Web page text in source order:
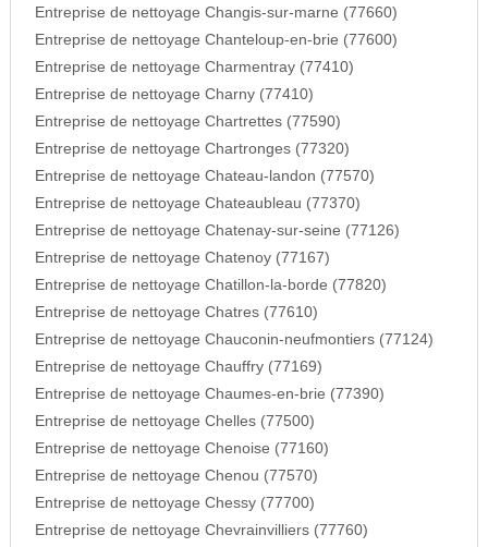
Entreprise de nettoyage Changis-sur-marne (77660)
Entreprise de nettoyage Chanteloup-en-brie (77600)
Entreprise de nettoyage Charmentray (77410)
Entreprise de nettoyage Charny (77410)
Entreprise de nettoyage Chartrettes (77590)
Entreprise de nettoyage Chartronges (77320)
Entreprise de nettoyage Chateau-landon (77570)
Entreprise de nettoyage Chateaubleau (77370)
Entreprise de nettoyage Chatenay-sur-seine (77126)
Entreprise de nettoyage Chatenoy (77167)
Entreprise de nettoyage Chatillon-la-borde (77820)
Entreprise de nettoyage Chatres (77610)
Entreprise de nettoyage Chauconin-neufmontiers (77124)
Entreprise de nettoyage Chauffry (77169)
Entreprise de nettoyage Chaumes-en-brie (77390)
Entreprise de nettoyage Chelles (77500)
Entreprise de nettoyage Chenoise (77160)
Entreprise de nettoyage Chenou (77570)
Entreprise de nettoyage Chessy (77700)
Entreprise de nettoyage Chevrainvilliers (77760)